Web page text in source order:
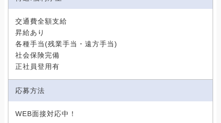
交通費全額支給
昇給あり
各種手当(残業手当・遠方手当)
社会保険完備
正社員登用有
応募方法
WEB面接対応中！